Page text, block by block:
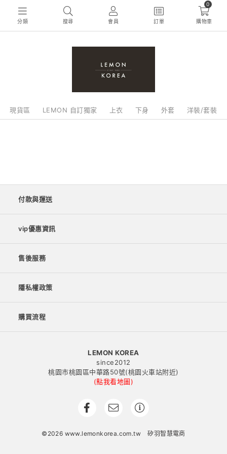
分類 搜尋 會員 訂單
0
購物車
現貨區 LEMON 自訂獨家 上衣 下身 外套 洋裝/套裝
付款與運送
vip優惠資訊
售後服務
隱私權政策
購買流程
LEMON KOREA
since2012
桃園市桃園區中華路50號(桃園火車站附近)
(點我看地圖)
©2026 www.lemonkorea.com.tw 矽羽智慧電商